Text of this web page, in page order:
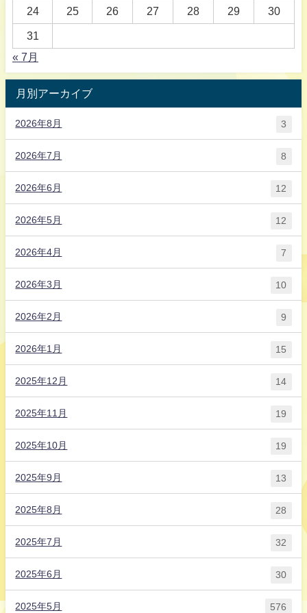
24 25 26 27 28 29 30
31
« 7月
月別アーカイブ
2026年8月 3
2026年7月 8
2026年6月 12
2026年5月 12
2026年4月 7
2026年3月 10
2026年2月 9
2026年1月 15
2025年12月 14
2025年11月 19
2025年10月 19
2025年9月 13
2025年8月 28
2025年7月 32
2025年6月 30
2025年5月 576